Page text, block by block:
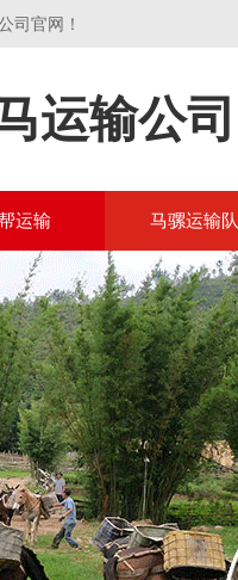
司官网！
运输公司
运输 马骡运输队